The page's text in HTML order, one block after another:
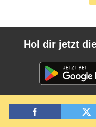
Hol dir jetzt